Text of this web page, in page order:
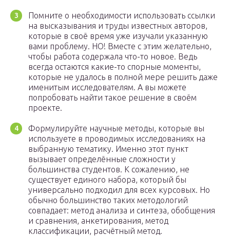
Помните о необходимости использовать ссылки
на высказывания и труды известных авторов,
которые в своё время уже изучали указанную
вами проблему. НО! Вместе с этим желательно,
чтобы работа содержала что-то новое. Ведь
всегда остаются какие-то спорные моменты,
которые не удалось в полной мере решить даже
именитым исследователям. А вы можете
попробовать найти такое решение в своём
проекте.
Формулируйте научные методы, которые вы
используете в проводимых исследованиях на
выбранную тематику. Именно этот пункт
вызывает определённые сложности у
большинства студентов. К сожалению, не
существует единого набора, который бы
универсально подходил для всех курсовых. Но
обычно большинство таких методологий
совпадает: метод анализа и синтеза, обобщения
и сравнения, анкетирования, метод
классификации, расчётный метод.